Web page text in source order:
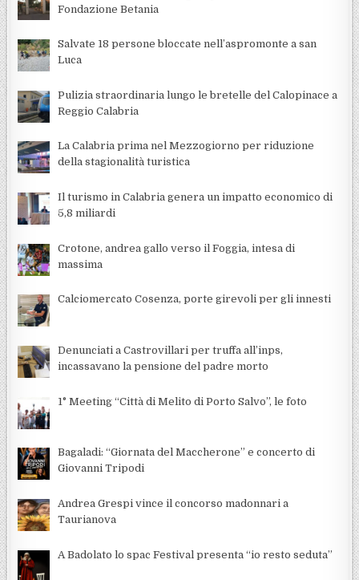
Fondazione Betania
Salvate 18 persone bloccate nell’aspromonte a san
Luca
Pulizia straordinaria lungo le bretelle del Calopinace a
Reggio Calabria
La Calabria prima nel Mezzogiorno per riduzione
della stagionalità turistica
Il turismo in Calabria genera un impatto economico di
5,8 miliardi
Crotone, andrea gallo verso il Foggia, intesa di
massima
Calciomercato Cosenza, porte girevoli per gli innesti
Denunciati a Castrovillari per truffa all’inps,
incassavano la pensione del padre morto
1° Meeting “Città di Melito di Porto Salvo”, le foto
Bagaladi: “Giornata del Maccherone” e concerto di
Giovanni Tripodi
Andrea Grespi vince il concorso madonnari a
Taurianova
A Badolato lo spac Festival presenta “io resto seduta”